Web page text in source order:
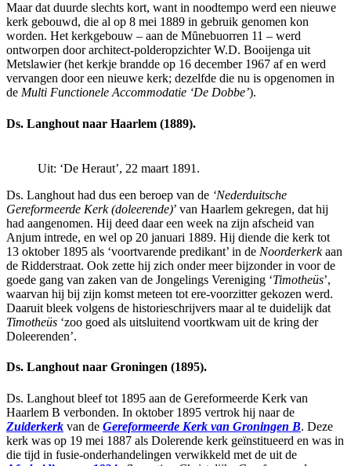
Maar dat duurde slechts kort, want in noodtempo werd een nieuwe
kerk gebouwd, die al op 8 mei 1889 in gebruik genomen kon
worden. Het kerkgebouw – aan de Mȗnebuorren 11 – werd
ontworpen door architect-polderopzichter W.D. Booijenga uit
Metslawier (het kerkje brandde op 16 december 1967 af en werd
vervangen door een nieuwe kerk; dezelfde die nu is opgenomen in
de Multi Functionele Accommodatie ‘De Dobbe’).
Ds. Langhout naar Haarlem (1889).
Uit: ‘De Heraut’, 22 maart 1891.
Ds. Langhout had dus een beroep van de ‘Nederduitsche
Gereformeerde Kerk (doleerende)’ van Haarlem gekregen, dat hij
had aangenomen. Hij deed daar een week na zijn afscheid van
Anjum intrede, en wel op 20 januari 1889. Hij diende die kerk tot
13 oktober 1895 als ‘voortvarende predikant’ in de Noorderkerkaan
de Ridderstraat. Ook zette hij zich onder meer bijzonder in voor de
goede gang van zaken van de Jongelings Vereniging ‘Timotheüs’,
waarvan hij bij zijn komst meteen tot ere-voorzitter gekozen werd.
Daaruit bleek volgens de historieschrijvers maar al te duidelijk dat
Timotheüs ‘zoo goed als uitsluitend voortkwam uit de kring der
Doleerenden’.
Ds. Langhout naar Groningen (1895).
Ds. Langhout bleef tot 1895 aan de Gereformeerde Kerk van
Haarlem B verbonden. In oktober 1895 vertrok hij naar de
Zuiderkerk van de Gereformeerde Kerk van Groningen B. Deze
kerk was op 19 mei 1887 als Dolerende kerk geïnstitueerd en was in
die tijd in fusie-onderhandelingen verwikkeld met de uit de